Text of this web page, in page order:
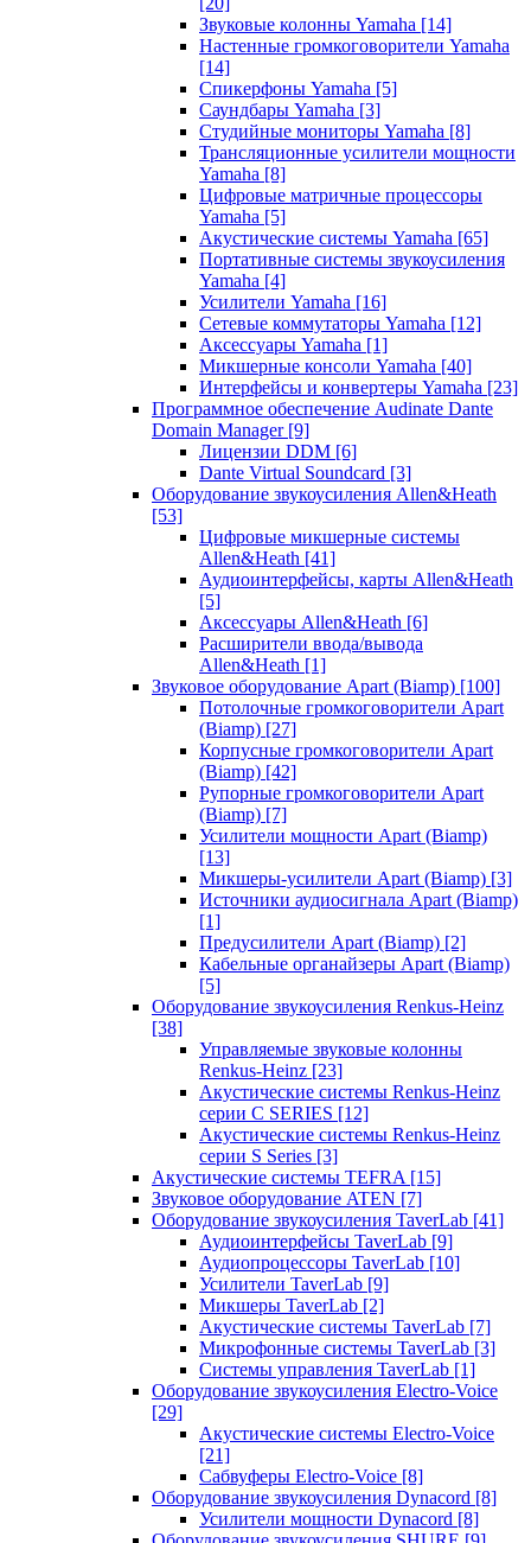
Звуковые колонны Yamaha [14]
Настенные громкоговорители Yamaha
[14]
Спикерфоны Yamaha [5]
Саундбары Yamaha [3]
Студийные мониторы Yamaha [8]
Трансляционные усилители мощности
Yamaha [8]
Цифровые матричные процессоры
Yamaha [5]
Акустические системы Yamaha [65]
Портативные системы звукоусиления
Yamaha [4]
Усилители Yamaha [16]
Сетевые коммутаторы Yamaha [12]
Аксессуары Yamaha [1]
Микшерные консоли Yamaha [40]
Интерфейсы и конвертеры Yamaha [23]
Программное обеспечение Audinate Dante
Domain Manager [9]
Лицензии DDM [6]
Dante Virtual Soundcard [3]
Оборудование звукоусиления Allen&Heath
[53]
Цифровые микшерные системы
Allen&Heath [41]
Аудиоинтерфейсы, карты Allen&Heath
[5]
Аксессуары Allen&Heath [6]
Расширители ввода/вывода
Allen&Heath [1]
Звуковое оборудование Apart (Biamp) [100]
Потолочные громкоговорители Apart
(Biamp) [27]
Корпусные громкоговорители Apart
(Biamp) [42]
Рупорные громкоговорители Apart
(Biamp) [7]
Усилители мощности Apart (Biamp)
[13]
Микшеры-усилители Apart (Biamp) [3]
Источники аудиосигнала Apart (Biamp)
[1]
Предусилители Apart (Biamp) [2]
Кабельные органайзеры Apart (Biamp)
[5]
Оборудование звукоусиления Renkus-Heinz
[38]
Управляемые звуковые колонны
Renkus-Heinz [23]
Акустические системы Renkus-Heinz
серии C SERIES [12]
Акустические системы Renkus-Heinz
серии S Series [3]
Акустические системы TEFRA [15]
Звуковое оборудование ATEN [7]
Оборудование звукоусиления TaverLab [41]
Аудиоинтерфейсы TaverLab [9]
Аудиопроцессоры TaverLab [10]
Усилители TaverLab [9]
Микшеры TaverLab [2]
Акустические системы TaverLab [7]
Микрофонные системы TaverLab [3]
Системы управления TaverLab [1]
Оборудование звукоусиления Electro-Voice
[29]
Акустические системы Electro-Voice
[21]
Сабвуферы Electro-Voice [8]
Оборудование звукоусиления Dynacord [8]
Усилители мощности Dynacord [8]